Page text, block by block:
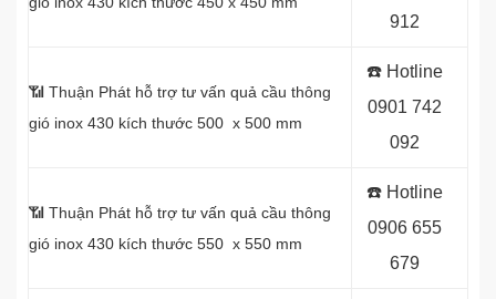
912
📶 Thuận Phát hỗ trợ tư vấn quả cầu thông
gió inox 430 kích thước 500 x 500 mm
☎️ Hotline
0901 742
092
📶 Thuận Phát hỗ trợ tư vấn quả cầu thông
gió inox 430 kích thước 550 x 550 mm
☎️ Hotline
0906 655
679